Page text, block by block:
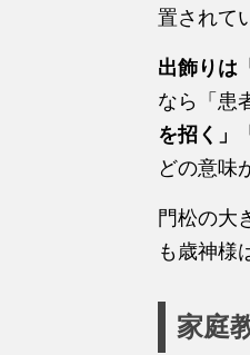
置されて
出飾りは
なら「患
を招く」
どの意味
門松の大
も歳神様
家庭